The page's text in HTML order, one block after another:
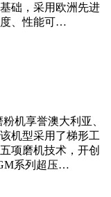
础，采用欧洲先进
、性能可…
机享誉澳大利亚、
机型采用了梯形工
项磨机技术，开创
系列超压…